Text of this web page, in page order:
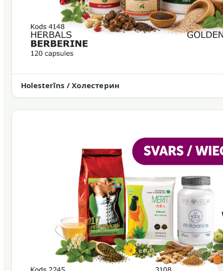
Holesterīns / Холестерин